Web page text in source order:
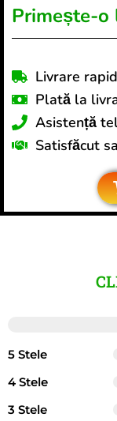
Primește-o
Livrare
Plată la
Asistență
Satisfăcut
5 Stele
4 Stele
3 Stele